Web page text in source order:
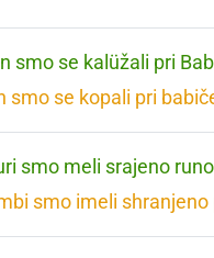
smo se kalüžali pri
smo se kopali pri
smo meli srajeno
smo imeli shranjeno